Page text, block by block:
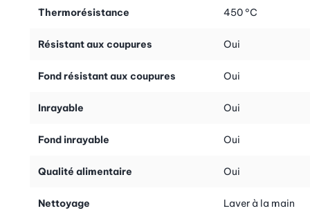
Thermorésistance 450 °C
Résistant aux coupures Oui
Fond résistant aux coupures Oui
Inrayable Oui
Fond inrayable Oui
Qualité alimentaire Oui
Nettoyage Laver à la main